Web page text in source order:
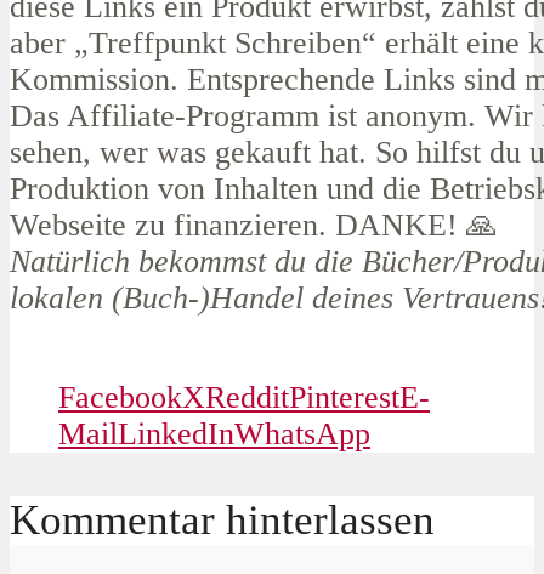
aber „Treffpunkt Schreiben“ erhält eine
Kommission. Entsprechende Links sind
Das Affiliate-Programm ist anonym. Wir
sehen, wer was gekauft hat. So hilfst du
Produktion von Inhalten und die
Webseite zu finanzieren. DANKE! 🙏
Natürlich bekommst du die Bücher/
lokalen (Buch-)Handel deines
FacebookXRedditPinterestE-
MailLinkedInWhatsApp
Kommentar hinterlassen